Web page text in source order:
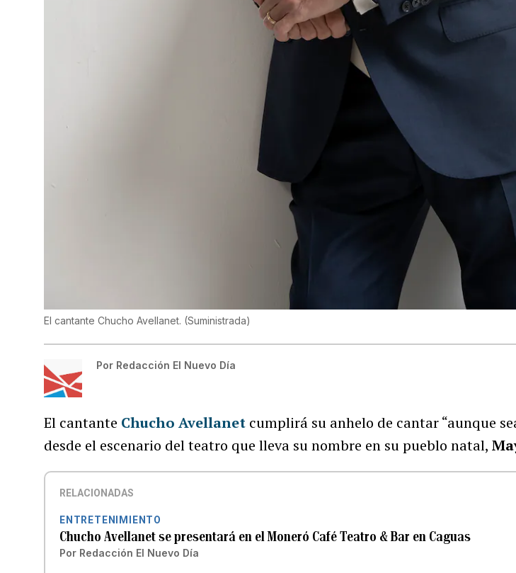
El cantante Chucho Avellanet. (Suministrada)
Por Redacción El Nuevo Día
El cantante Chucho Avellanet cumplirá su anhelo de cantar “aunque
desde el escenario del teatro que lleva su nombre en su pueblo natal,
RELACIONADAS
ENTRETENIMIENTO
Chucho Avellanet se presentará en el Moneró Café Teatro & Bar en Caguas
Por Redacción El Nuevo Día